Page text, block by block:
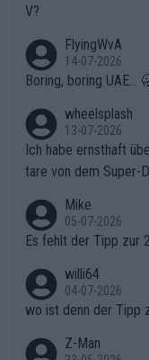
V?
FlyingWvA
14-07-2026
Boring, boring UAE...
wheelsplash
13-07-2026
Ich habe ernsthaft
tare von dem Super-
r die gehört nicht in
Mike
05-07-2026
Es fehlt der Tipp zur
willi64
04-07-2026
wo ist denn der Tipp
Z-Man